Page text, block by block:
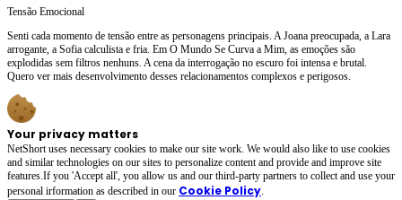
Tensão Emocional
Senti cada momento de tensão entre as personagens principais. A Joana preocupada, a Lara
arrogante, a Sofia calculista e fria. Em O Mundo Se Curva a Mim, as emoções são
explodidas sem filtros nenhuns. A cena da interrogação no escuro foi intensa e brutal.
Quero ver mais desenvolvimento desses relacionamentos complexos e perigosos.
Your privacy matters
NetShort uses necessary cookies to make our site work. We would also like to use cookies
and similar technologies on our sites to personalize content and provide and improve site
features.If you 'Accept all', you allow us and our third-party partners to collect and use your
personal irformation as described in our Cookie Policy.